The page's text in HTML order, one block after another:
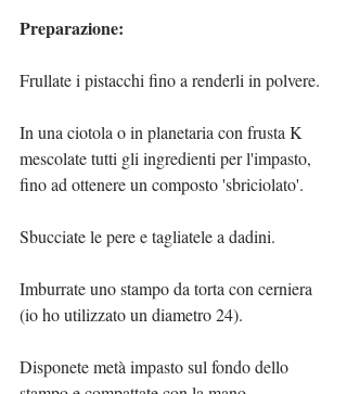
Preparazione:
Frullate i pistacchi fino a renderli in polvere.
In una ciotola o in planetaria con frusta K
mescolate tutti gli ingredienti per l'impasto,
fino ad ottenere un composto 'sbriciolato'.
Sbucciate le pere e tagliatele a dadini.
Imburrate uno stampo da torta con cerniera
(io ho utilizzato un diametro 24).
Disponete metà impasto sul fondo dello